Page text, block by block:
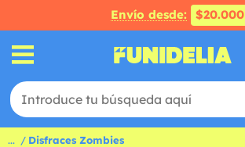
Envío desde: $20.000
... Disfraces Zombies